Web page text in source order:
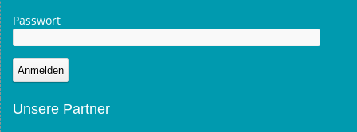
Passwort
Unsere Partner